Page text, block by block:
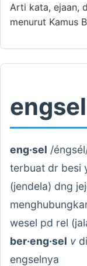
Arti kata, ejaan,
menurut Kamus
engsel
eng·sel /
terbuat dr besi
(jendela) dng
wesel pd rel
ber·eng·sel v
engselnya